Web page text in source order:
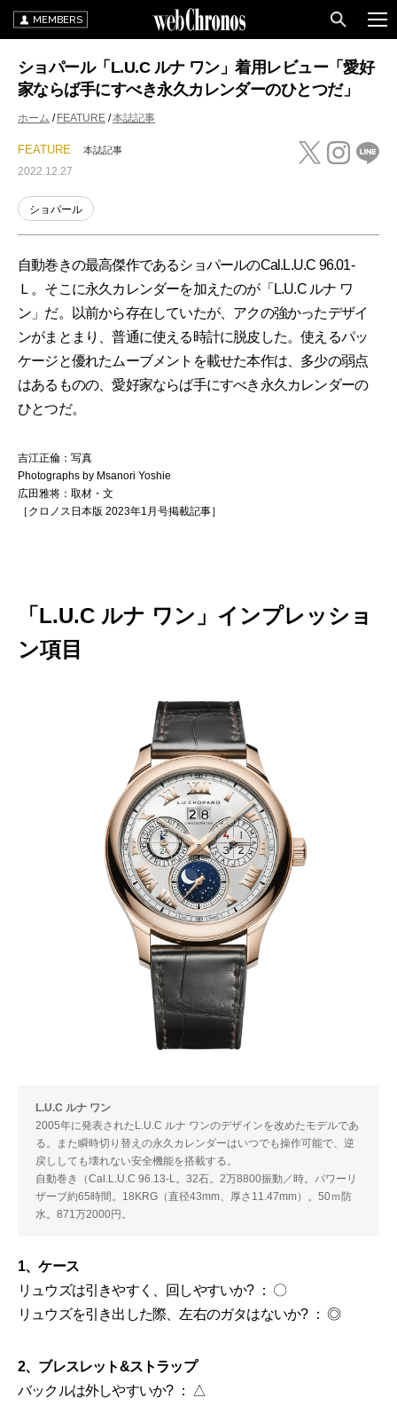
MEMBERS
ショパール「L.U.C ルナ ワン」着用レビュー「愛好
家ならば手にすべき永久カレンダーのひとつだ」
ホーム FEATURE 本誌記事
FEATURE 本誌記事
2022.12.27
ショパール
自動巻きの最高傑作であるショパールのCal.L.U.C 96.01-
Ｌ。そこに永久カレンダーを加えたのが「L.U.C ルナ ワ
ン」だ。以前から存在していたが、アクの強かったデザイ
ンがまとまり、普通に使える時計に脱皮した。使えるパッ
ケージと優れたムーブメントを載せた本作は、多少の弱点
はあるものの、愛好家ならば手にすべき永久カレンダーの
ひとつだ。
吉江正倫：写真
Photographs by Msanori Yoshie
広田雅将：取材・文
［クロノス日本版 2023年1月号掲載記事］
「L.U.C ルナ ワン」インプレッショ
ン項目
L.U.C ルナ ワン
2005年に発表されたL.U.C ルナ ワンのデザインを改めたモデルであ
る。また瞬時切り替えの永久カレンダーはいつでも操作可能で、逆
戻ししても壊れない安全機能を搭載する。
自動巻き（Cal.L.U.C 96.13-L。32石。2万8800振動／時。パワーリ
ザーブ約65時間。18KRG（直径43mm、厚さ11.47mm）。50ｍ防
水。871万2000円。
1、ケース
リュウズは引きやすく、回しやすいか? ： 〇
リュウズを引き出した際、左右のガタはないか? ： ◎
2、ブレスレット&ストラップ
バックルは外しやすいか? ： △